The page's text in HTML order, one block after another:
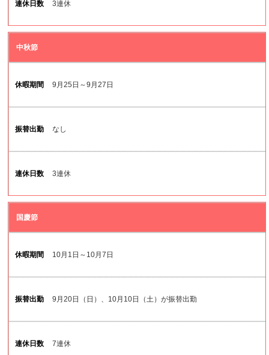
3連休
中秋節
9月25日～9月27日
なし
3連休
国慶節
10月1日～10月7日
9月20日（日）、10月10日（土）が振替出勤
7連休